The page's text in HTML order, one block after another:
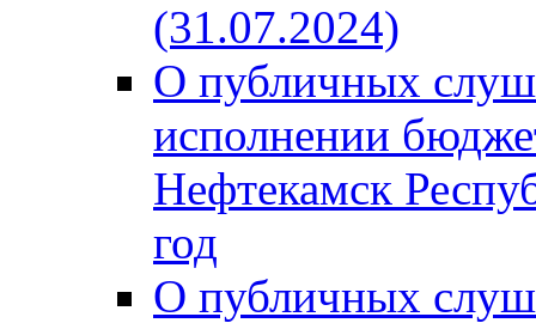
(31.07.2024)
О публичных
исполнении
Нефтекамск
год
О публичных